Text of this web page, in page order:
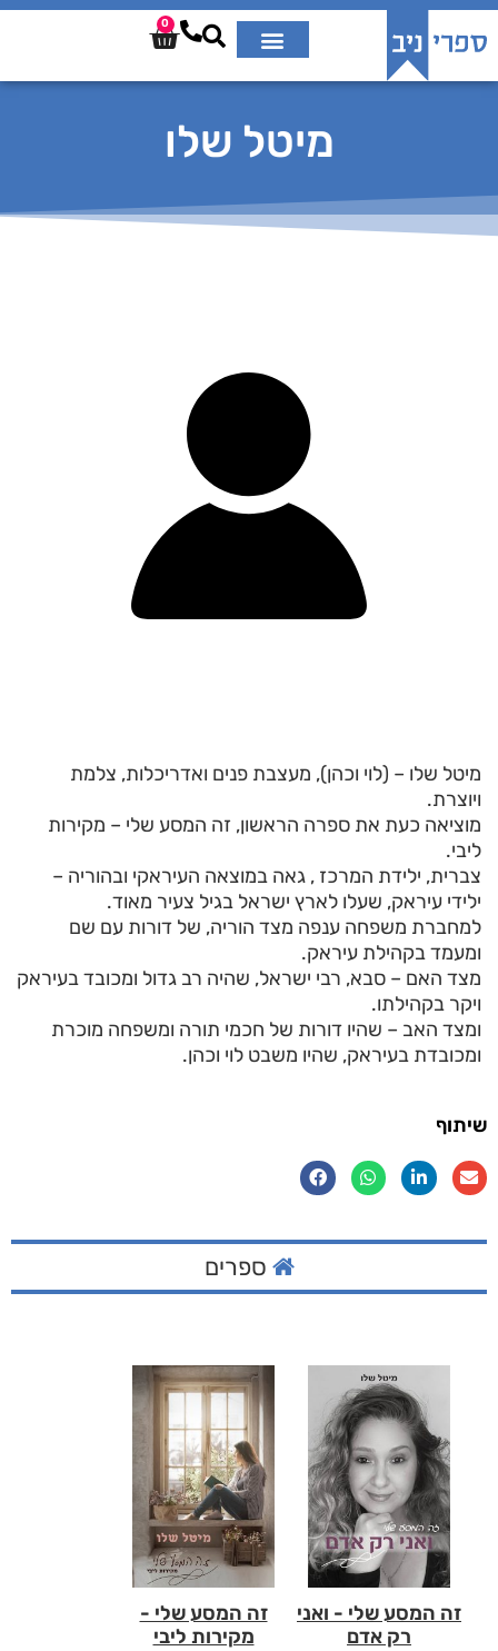
0
מיטל שלו
מיטל שלו – (לוי וכהן), מעצבת פנים ואדריכלות, צלמת
ויוצרת.
מוציאה כעת את ספרה הראשון, זה המסע שלי – מקירות
ליבי.
צברית, ילידת המרכז , גאה במוצאה העיראקי ובהוריה –
ילידי עיראק, שעלו לארץ ישראל בגיל צעיר מאוד.
למחברת משפחה ענפה מצד הוריה, של דורות עם שם
ומעמד בקהילת עיראק.
מצד האם – סבא, רבי ישראל, שהיה רב גדול ומכובד בעיראק
ויקר בקהילתו.
ומצד האב – שהיו דורות של חכמי תורה ומשפחה מוכרת
ומכובדת בעיראק, שהיו משבט לוי וכהן.
שיתוף
ספרים
זה המסע שלי - ואני
רק אדם
זה המסע שלי -
מקירות ליבי